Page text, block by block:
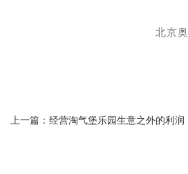
北京
上一篇：经营淘气堡乐园生意之外的利润